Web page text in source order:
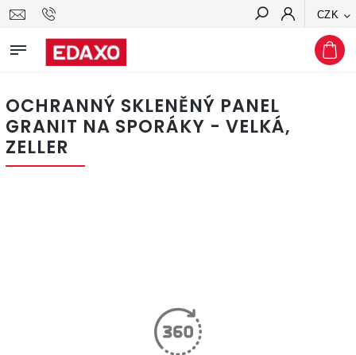
CZK
Hledat
OCHRANNÝ SKLENĚNÝ PANEL
GRANIT NA SPORÁKY - VELKÁ,
ZELLER